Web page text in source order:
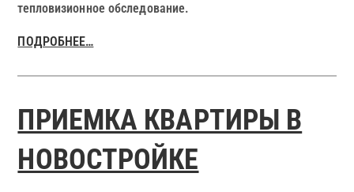
тепловизионное обследование.
ПОДРОБНЕЕ…
ПРИЕМКА КВАРТИРЫ В
НОВОСТРОЙКЕ